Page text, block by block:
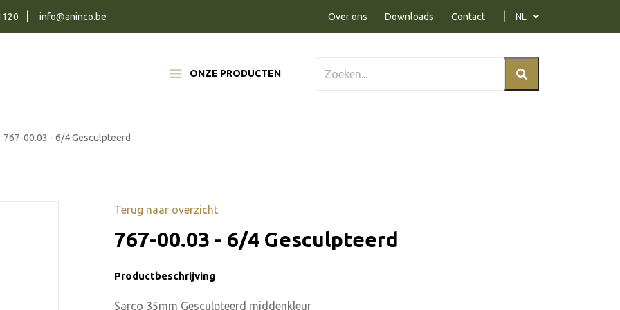
ONZE PRODUCTEN
info@aninco.be Over ons Downloads Contact NL
767-00.03 - 6/4 Gesculpteerd
Terug naar overzicht
767-00.03 - 6/4 Gesculpteerd
Productbeschrijving
Sarco 35mm Gesculpteerd middenkleur